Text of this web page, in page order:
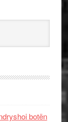
botën